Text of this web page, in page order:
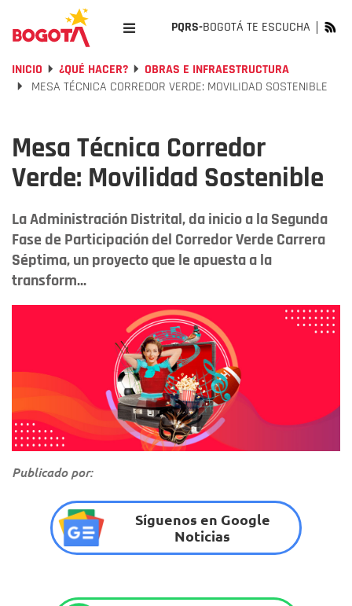
PQRS-BOGOTÁ TE ESCUCHA
INICIO ¿QUÉ HACER?
OBRAS E INFRAESTRUCTURA
MESA TÉCNICA CORREDOR VERDE: MOVILIDAD SOSTENIBLE
Mesa Técnica Corredor
Verde: Movilidad Sostenible
La Administración Distrital, da inicio a la Segunda
Fase de Participación del Corredor Verde Carrera
Séptima, un proyecto que le apuesta a la
transform...
Publicado por:
Síguenos en Google
Noticias